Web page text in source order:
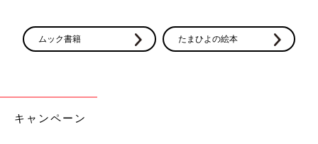
ムック書籍 たまひよの絵本
キャンペーン